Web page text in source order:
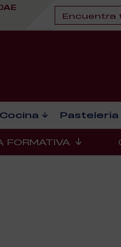
Cocina Pastelería
FORMATIVA